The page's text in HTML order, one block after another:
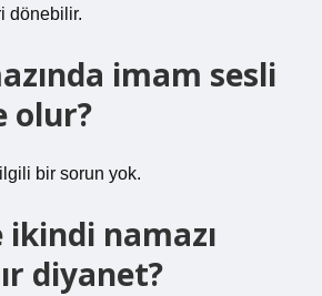
dönebilir.
imam sesli
olur?
bir sorun yok.
namazı
diyanet?